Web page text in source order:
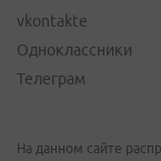
vkontakte
Одноклассники
Телеграм
На данном сайте